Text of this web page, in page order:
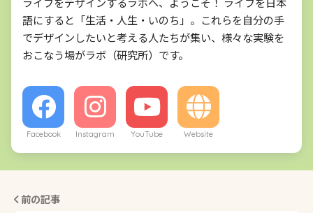
語にすると「生活・人生・いのち」。これらを自分の手
でデザインしたいと考える人たちが集い、様々な実験を
おこなう場がラボ（研究所）です。
Facebook Instagram YouTube Website
前の記事